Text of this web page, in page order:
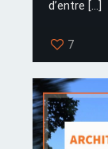
d’entre […]
7